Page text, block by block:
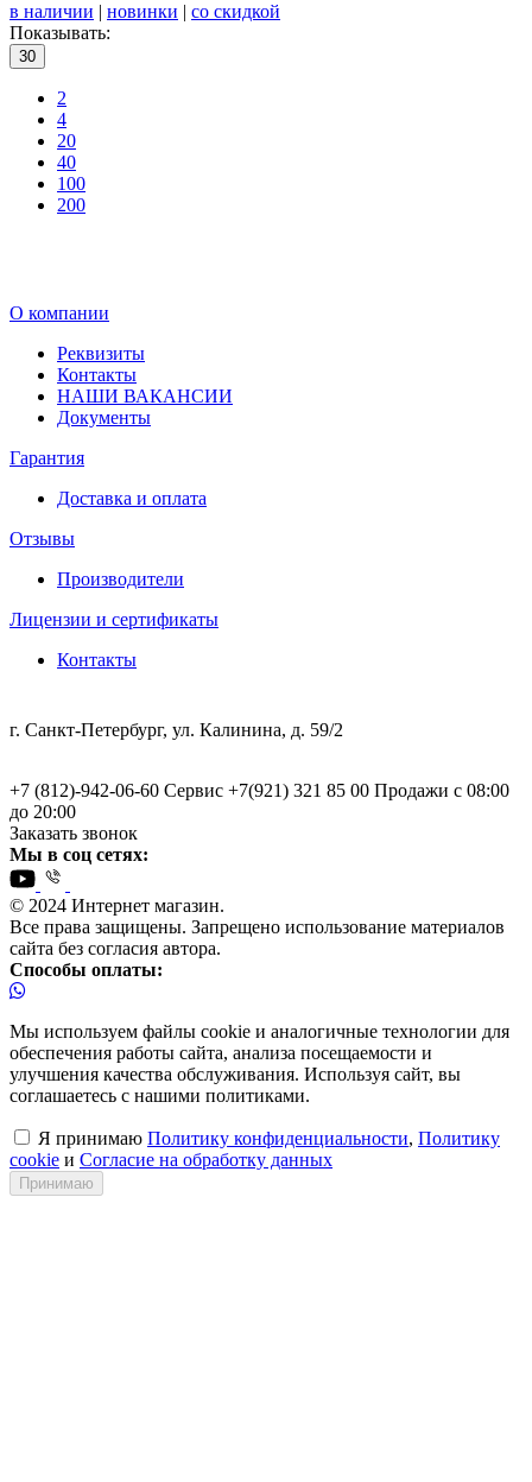
в наличии | новинки | со скидкой
Показывать:
30
2
4
20
40
100
200
О компании
Реквизиты
Контакты
НАШИ ВАКАНСИИ
Документы
Гарантия
Доставка и оплата
Отзывы
Производители
Лицензии и сертификаты
Контакты
г. Санкт-Петербург, ул. Калинина, д. 59/2
+7 (812)-942-06-60 Сервис +7(921) 321 85 00 Продажи с 08:00
до 20:00
Заказать звонок
Мы в соц сетях:
© 2024 Интернет магазин.
Все права защищены. Запрещено использование материалов
сайта без согласия автора.
Способы оплаты:
Мы используем файлы cookie и аналогичные технологии для
обеспечения работы сайта, анализа посещаемости и
улучшения качества обслуживания. Используя сайт, вы
соглашаетесь с нашими политиками.
Я принимаю Политику конфиденциальности, Политику
cookie и Согласие на обработку данных
Принимаю